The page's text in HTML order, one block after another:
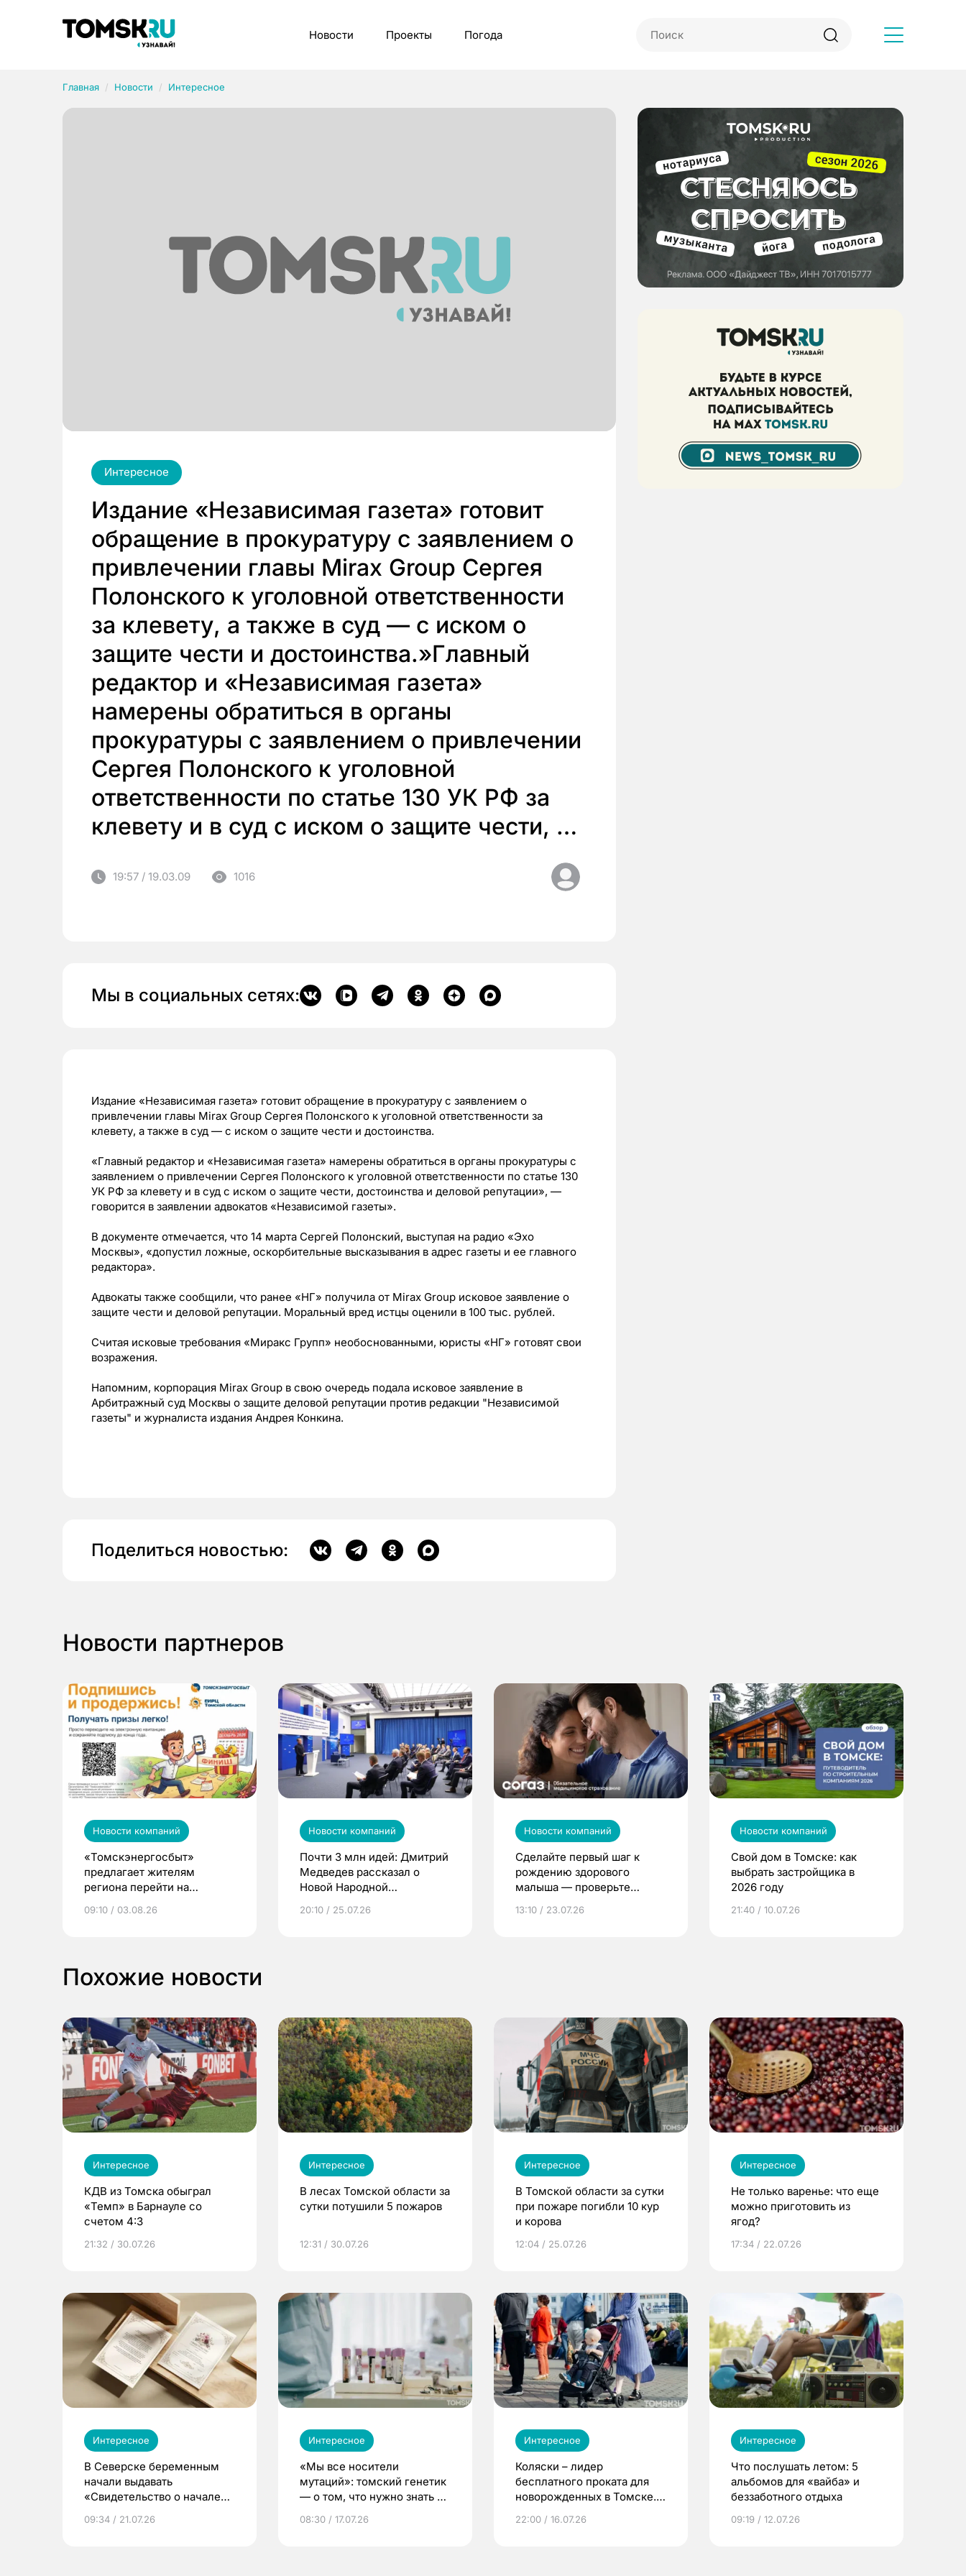
Новости Проекты Погода
Главная Новости Интересное
Интересное
Издание «Независимая газета» готовит
обращение в прокуратуру с заявлением о
привлечении главы Mirax Group Сергея
Полонского к уголовной ответственности
за клевету, а также в суд — с иском о
защите чести и достоинства.»Главный
редактор и «Независимая газета»
намерены обратиться в органы
прокуратуры с заявлением о привлечении
Сергея Полонского к уголовной
ответственности по статье 130 УК РФ за
клевету и в суд с иском о защите чести, …
19:57 / 19.03.09 1016
Мы в социальных сетях:
Издание «Независимая газета» готовит обращение в прокуратуру с заявлением о
привлечении главы Mirax Group Сергея Полонского к уголовной ответственности за
клевету, а также в суд — с иском о защите чести и достоинства.
«Главный редактор и «Независимая газета» намерены обратиться в органы прокуратуры с
заявлением о привлечении Сергея Полонского к уголовной ответственности по статье 130
УК РФ за клевету и в суд с иском о защите чести, достоинства и деловой репутации», —
говорится в заявлении адвокатов «Независимой газеты».
В документе отмечается, что 14 марта Сергей Полонский, выступая на радио «Эхо
Москвы», «допустил ложные, оскорбительные высказывания в адрес газеты и ее главного
редактора».
Адвокаты также сообщили, что ранее «НГ» получила от Mirax Group исковое заявление о
защите чести и деловой репутации. Моральный вред истцы оценили в 100 тыс. рублей.
Считая исковые требования «Миракс Групп» необоснованными, юристы «НГ» готовят свои
возражения.
Напомним, корпорация Mirax Group в свою очередь подала исковое заявление в
Арбитражный суд Москвы о защите деловой репутации против редакции "Независимой
газеты" и журналиста издания Андрея Конкина.
Поделиться новостью:
Новости партнеров
Новости компаний
«Томскэнергосбыт»
предлагает жителям
региона перейти на
выиграть призы
09:10 / 03.08.26
Новости компаний
Почти 3 млн идей: Дмитрий
Медведев рассказал о
Новой Народной
20:10 / 25.07.26
Новости компаний
Сделайте первый шаг к
рождению здорового
малыша — проверьте
по ОМС!
13:10 / 23.07.26
Новости компаний
Свой дом в Томске: как
выбрать застройщика в
2026 году
21:40 / 10.07.26
Похожие новости
Интересное
КДВ из Томска обыграл
«Темп» в Барнауле со
счетом 4:3
21:32 / 30.07.26
Интересное
В лесах Томской области за
сутки потушили 5 пожаров
12:31 / 30.07.26
Интересное
В Томской области за сутки
при пожаре погибли 10 кур
и корова
12:04 / 25.07.26
Интересное
Не только варенье: что еще
можно приготовить из
ягод?
17:34 / 22.07.26
Интересное
В Северске беременным
начали выдавать
«Свидетельство о начале
09:34 / 21.07.26
Интересное
«Мы все носители
мутаций»: томский генетик
— о том, что нужно знать до
08:30 / 17.07.26
Интересное
Коляски – лидер
бесплатного проката для
новорожденных в Томске.
22:00 / 16.07.26
Интересное
Что послушать летом: 5
альбомов для «вайба» и
беззаботного отдыха
09:19 / 12.07.26
Рубрики